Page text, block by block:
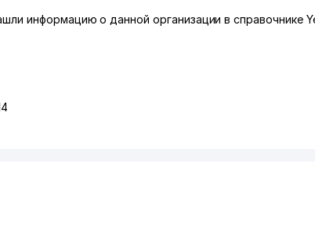
информацию о данной организации в справочнике